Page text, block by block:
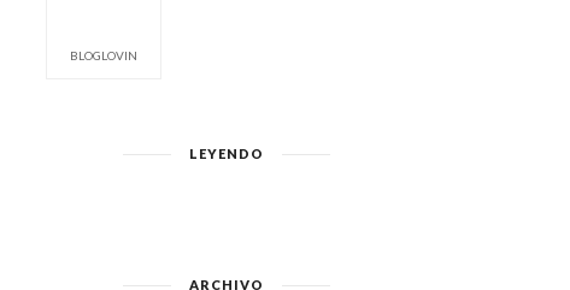
BLOGLOVIN
LEYENDO
ARCHIVO